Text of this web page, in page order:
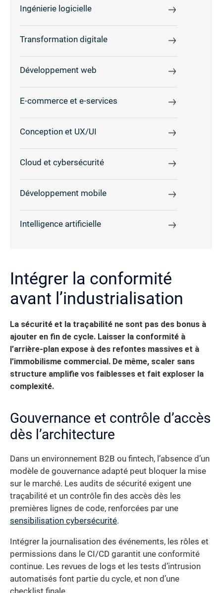
Ingénierie logicielle
Transformation digitale
Développement web
E-commerce et e-services
Conception et UX/UI
Cloud et cybersécurité
Développement mobile
Intelligence artificielle
Intégrer la conformité
avant l’industrialisation
La sécurité et la traçabilité ne sont pas des bonus à
ajouter en fin de cycle. Laisser la conformité à
l’arrière-plan expose à des refontes massives et à
l’immobilisme commercial. De même, scaler sans
structure amplifie vos faiblesses et fait exploser la
complexité.
Gouvernance et contrôle d’accès
dès l’architecture
Dans un environnement B2B ou fintech, l’absence d’un
modèle de gouvernance adapté peut bloquer la mise
sur le marché. Les audits de sécurité exigent une
traçabilité et un contrôle fin des accès dès les
premières lignes de code, renforcées par une
sensibilisation cybersécurité.
Intégrer la journalisation des événements, les rôles et
permissions dans le CI/CD garantit une conformité
continue. Les revues de logs et les tests d’intrusion
automatisés font partie du cycle, et non d’une
checklist finale.